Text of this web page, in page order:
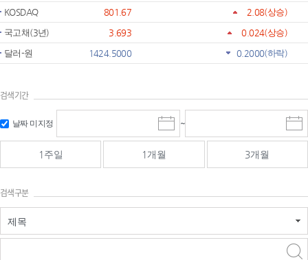
KOSDAQ
801.67 2.08(상승)
국고채(3년)
3.693 0.024(상승)
달러-원
1424.5000 0.2000(하락)
검색기간
날짜 미지정
시
작
일
선
~
종
료
선
1주일 1개월 3개월
검색구분
제목